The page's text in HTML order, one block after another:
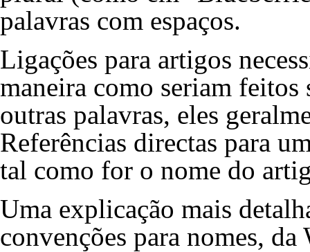
palavras com espaços.
Ligações para artigos
maneira como seriam feitos
outras palavras, eles
Referências directas para
tal como for o nome do
Uma explicação mais
convenções para nomes,